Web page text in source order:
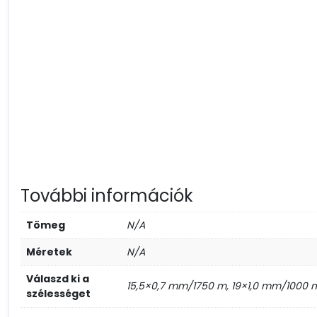
További információk
Tömeg
N/A
Méretek
N/A
Válaszd ki a
szélességet
15,5×0,7 mm/1750 m, 19×1,0 mm/1000